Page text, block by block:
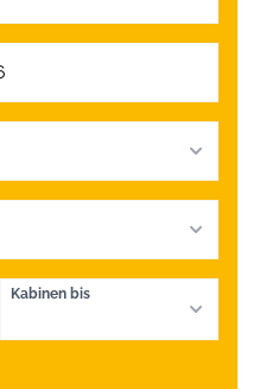
Kabinen bis